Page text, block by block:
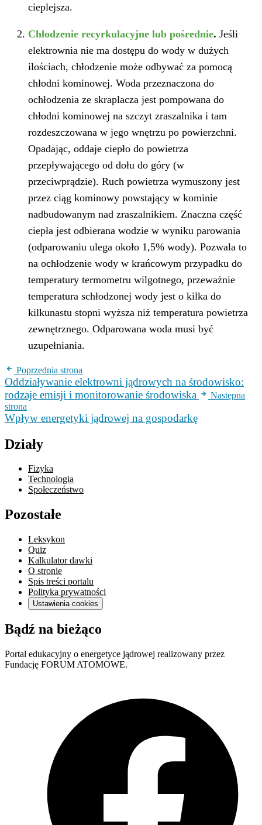
cieplejsza.
Chłodzenie recyrkulacyjne lub pośrednie. Jeśli
elektrownia nie ma dostępu do wody w dużych
ilościach, chłodzenie może odbywać za pomocą
chłodni kominowej. Woda przeznaczona do
ochłodzenia ze skraplacza jest pompowana do
chłodni kominowej na szczyt zraszalnika i tam
rozdeszczowana w jego wnętrzu po powierzchni.
Opadając, oddaje ciepło do powietrza
przepływającego od dołu do góry (w
przeciwprądzie). Ruch powietrza wymuszony jest
przez ciąg kominowy powstający w kominie
nadbudowanym nad zraszalnikiem. Znaczna część
ciepła jest odbierana wodzie w wyniku parowania
(odparowaniu ulega około 1,5% wody). Pozwala to
na ochłodzenie wody w krańcowym przypadku do
temperatury termometru wilgotnego, przeważnie
temperatura schłodzonej wody jest o kilka do
kilkunastu stopni wyższa niż temperatura powietrza
zewnętrznego. Odparowana woda musi być
uzupełniania.
Poprzednia strona
Oddziaływanie elektrowni jądrowych na środowisko:
rodzaje emisji i monitorowanie środowiska
Następna
strona
Wpływ energetyki jądrowej na gospodarkę
Działy
Fizyka
Technologia
Społeczeństwo
Pozostałe
Leksykon
Quiz
Kalkulator dawki
O stronie
Spis treści portalu
Polityka prywatności
Ustawienia cookies
Bądź na bieżąco
Portal edukacyjny o energetyce jądrowej realizowany przez
Fundację FORUM ATOMOWE.